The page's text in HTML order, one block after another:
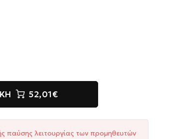
52,01€
παύσης λειτουργίας των προμηθευτών